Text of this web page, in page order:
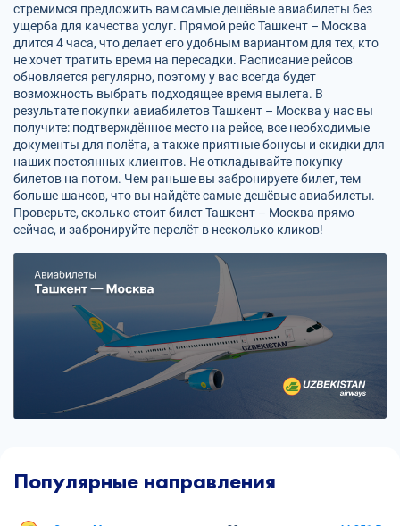
стремимся предложить вам самые дешёвые авиабилеты без
ущерба для качества услуг. Прямой рейс Ташкент – Москва
длится 4 часа, что делает его удобным вариантом для тех, кто
не хочет тратить время на пересадки. Расписание рейсов
обновляется регулярно, поэтому у вас всегда будет
возможность выбрать подходящее время вылета. В
результате покупки авиабилетов Ташкент – Москва у нас вы
получите: подтверждённое место на рейсе, все необходимые
документы для полёта, а также приятные бонусы и скидки для
наших постоянных клиентов. Не откладывайте покупку
билетов на потом. Чем раньше вы забронируете билет, тем
больше шансов, что вы найдёте самые дешёвые авиабилеты.
Проверьте, сколько стоит билет Ташкент – Москва прямо
сейчас, и забронируйте перелёт в несколько кликов!
Популярные направления